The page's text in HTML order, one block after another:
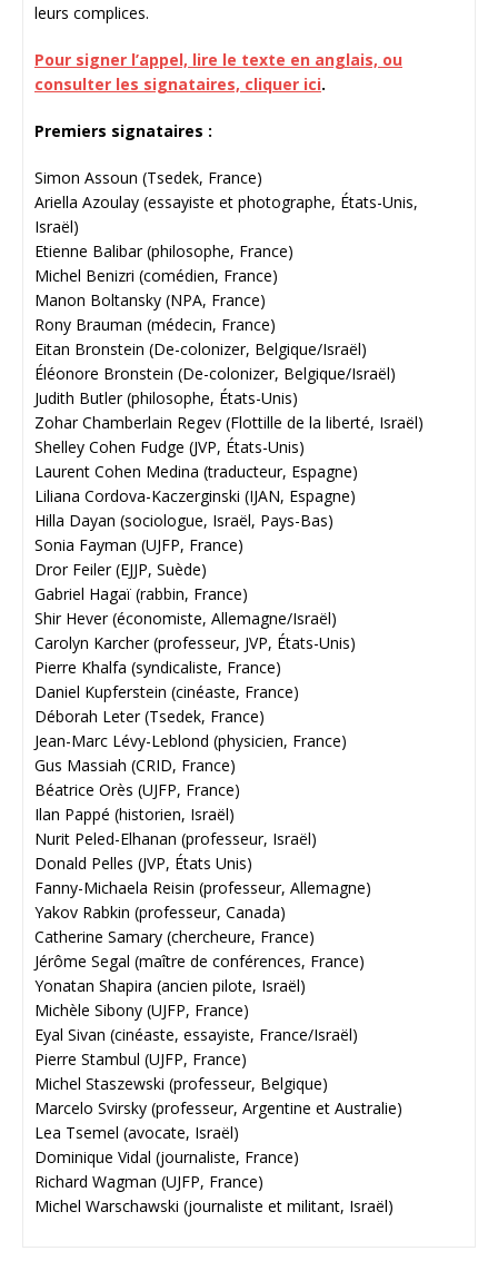
leurs complices.
Pour signer l’appel, lire le texte en anglais, ou
consulter les signataires, cliquer ici.
Premiers signataires :
Simon Assoun (Tsedek, France)
Ariella Azoulay (essayiste et photographe, États-Unis,
Israël)
Etienne Balibar (philosophe, France)
Michel Benizri (comédien, France)
Manon Boltansky (NPA, France)
Rony Brauman (médecin, France)
Eitan Bronstein (De-colonizer, Belgique/Israël)
Éléonore Bronstein (De-colonizer, Belgique/Israël)
Judith Butler (philosophe, États-Unis)
Zohar Chamberlain Regev (Flottille de la liberté, Israël)
Shelley Cohen Fudge (JVP, États-Unis)
Laurent Cohen Medina (traducteur, Espagne)
Liliana Cordova-Kaczerginski (IJAN, Espagne)
Hilla Dayan (sociologue, Israël, Pays-Bas)
Sonia Fayman (UJFP, France)
Dror Feiler (EJJP, Suède)
Gabriel Hagaï (rabbin, France)
Shir Hever (économiste, Allemagne/Israël)
Carolyn Karcher (professeur, JVP, États-Unis)
Pierre Khalfa (syndicaliste, France)
Daniel Kupferstein (cinéaste, France)
Déborah Leter (Tsedek, France)
Jean-Marc Lévy-Leblond (physicien, France)
Gus Massiah (CRID, France)
Béatrice Orès (UJFP, France)
Ilan Pappé (historien, Israël)
Nurit Peled-Elhanan (professeur, Israël)
Donald Pelles (JVP, États Unis)
Fanny-Michaela Reisin (professeur, Allemagne)
Yakov Rabkin (professeur, Canada)
Catherine Samary (chercheure, France)
Jérôme Segal (maître de conférences, France)
Yonatan Shapira (ancien pilote, Israël)
Michèle Sibony (UJFP, France)
Eyal Sivan (cinéaste, essayiste, France/Israël)
Pierre Stambul (UJFP, France)
Michel Staszewski (professeur, Belgique)
Marcelo Svirsky (professeur, Argentine et Australie)
Lea Tsemel (avocate, Israël)
Dominique Vidal (journaliste, France)
Richard Wagman (UJFP, France)
Michel Warschawski (journaliste et militant, Israël)